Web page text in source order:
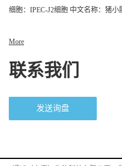
细胞：IPEC-J2细胞 中文名称：猪
More
联系我们
发送询盘